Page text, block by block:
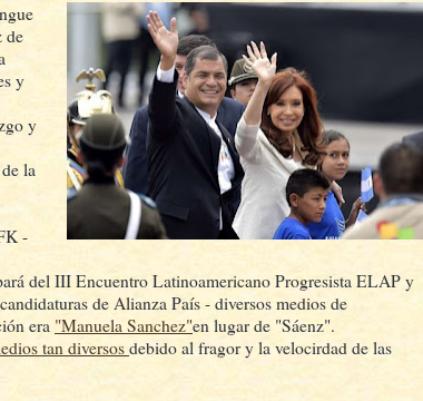
de
y
y
la
-
del III Encuentro Latinoamericano Progresista ELAP y
de Alianza País - diversos medios de
era "Manuela Sanchez"en lugar de "Sáenz".
tan diversosdebido al fragor y la velocirdad de las